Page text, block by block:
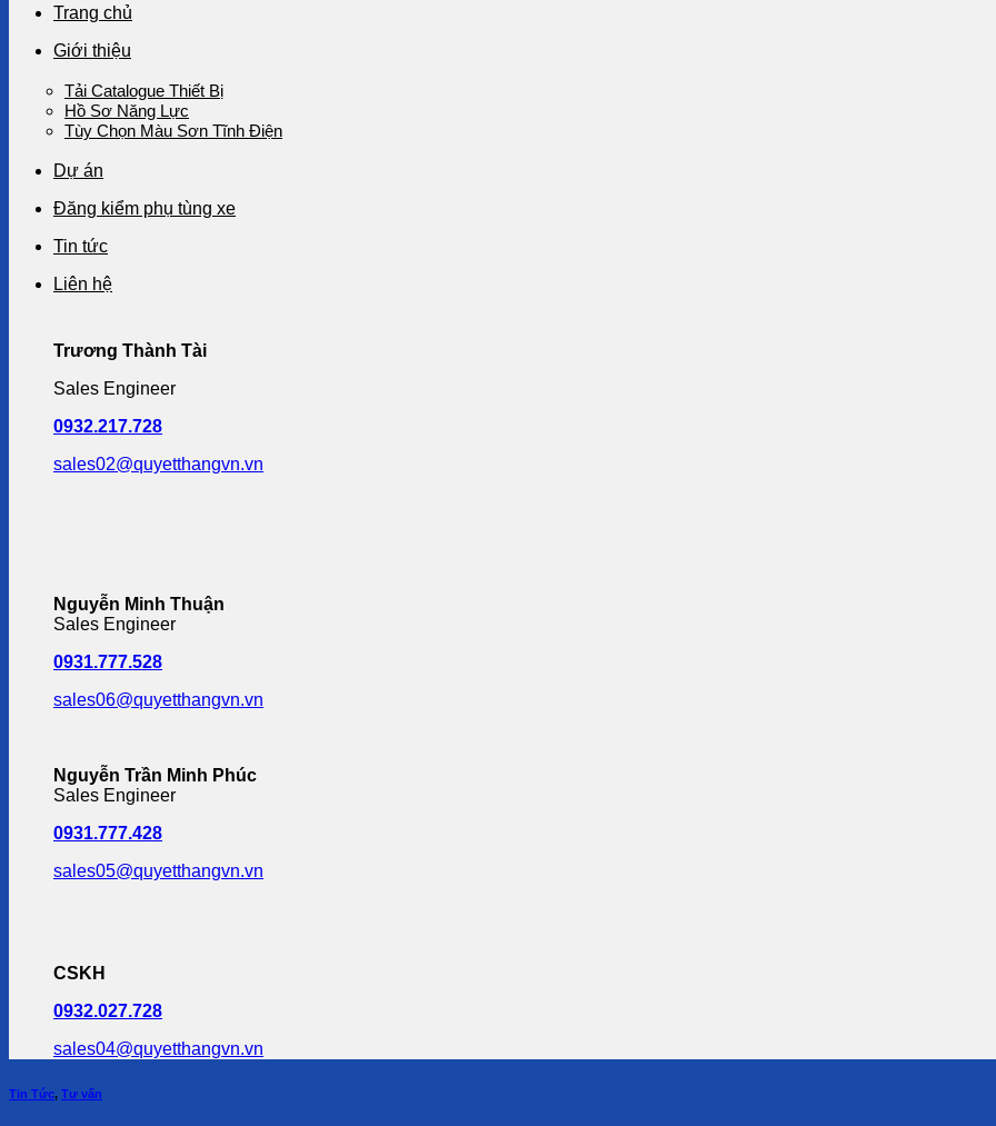
Trang chủ
Giới thiệu
Tải Catalogue Thiết Bị
Hồ Sơ Năng Lực
Tùy Chọn Màu Sơn Tĩnh Điện
Dự án
Đăng kiểm phụ tùng xe
Tin tức
Liên hệ
Trương Thành Tài
Sales Engineer
0932.217.728
sales02@quyetthangvn.vn
Nguyễn Minh Thuận
Sales Engineer
0931.777.528
sales06@quyetthangvn.vn
Nguyễn Trần Minh Phúc
Sales Engineer
0931.777.428
sales05@quyetthangvn.vn
CSKH
0932.027.728
sales04@quyetthangvn.vn
Tin Tức, Tư vấn